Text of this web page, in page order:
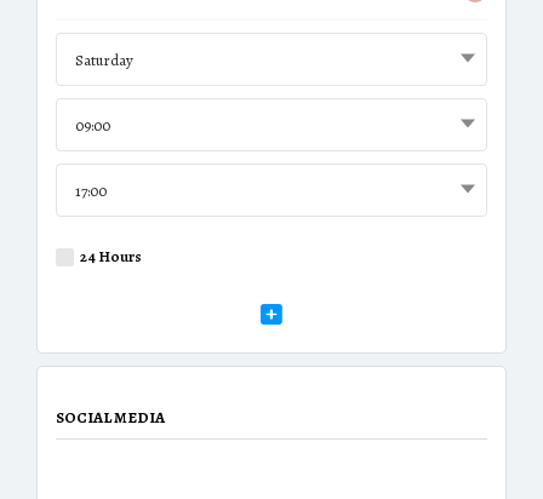
Saturday
09:00
17:00
24 Hours
SOCIAL MEDIA